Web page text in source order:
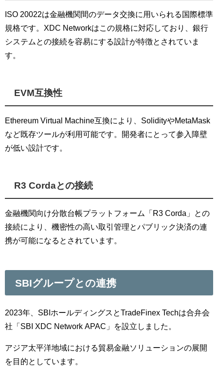
ISO 20022は金融機関間のデータ交換に用いられる国際標準
規格です。XDC Networkはこの規格に対応しており、銀行
システムとの接続を容易にする設計が特徴とされていま
す。
EVM互換性
Ethereum Virtual Machine互換により、SolidityやMetaMask
など既存ツールが利用可能です。開発者にとって参入障壁
が低い設計です。
R3 Cordaとの接続
金融機関向け分散台帳プラットフォーム「R3 Corda」との
接続により、機密性の高い取引管理とパブリック決済の連
携が可能になるとされています。
SBIグループとの連携
2023年、SBIホールディングスとTradeFinex Techは合弁会
社「SBI XDC Network APAC」を設立しました。
アジア太平洋地域における貿易金融ソリューションの展開
を目的としています。